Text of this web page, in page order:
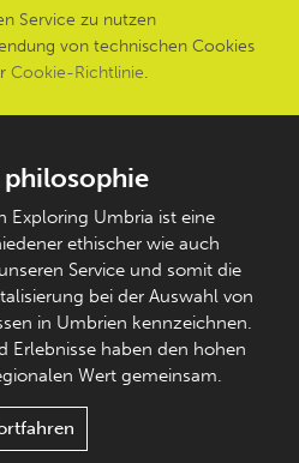
Service zu nutzen
von technischen Cookies
Cookie-Richtlinie.
philosophie
Exploring Umbria ist eine
ethischer wie auch
Service und somit die
bei der Auswahl von
in Umbrien kennzeichnen.
Erlebnisse haben den hohen
Wert gemeinsam.